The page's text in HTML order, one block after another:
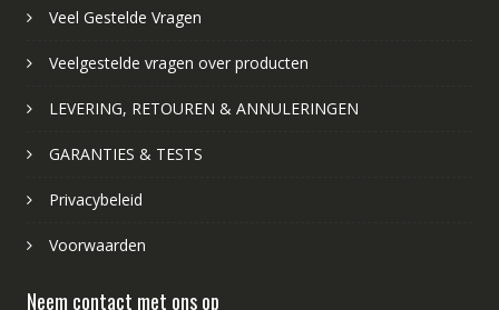
Veel Gestelde Vragen
Veelgestelde vragen over producten
LEVERING, RETOUREN & ANNULERINGEN
GARANTIES & TESTS
Privacybeleid
Voorwaarden
Neem contact met ons op